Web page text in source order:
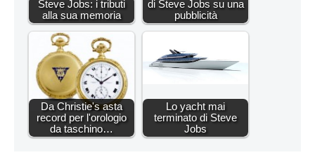
Steve Jobs: i tributi
alla sua memoria
di Steve Jobs su una
pubblicità
Da Christie's asta
record per l'orologio
da taschino…
Lo yacht mai
terminato di Steve
Jobs